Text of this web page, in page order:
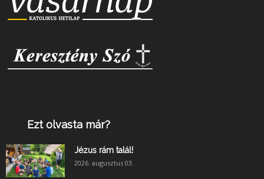
Ezt olvasta már?
Jézus rám talál!
2026. augusztus 03.